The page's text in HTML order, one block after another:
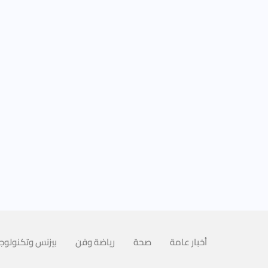
أخبار عامة صحة رياضة وفن بيزنس